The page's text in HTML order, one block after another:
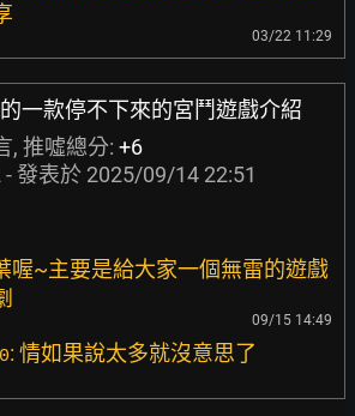
03/22 11:29
一款停不下來的宮鬥遊戲介紹
, 推噓總分: +6
- 發表於 2025/09/14 22:51
喔~主要是給大家一個無雷的遊戲
09/15 14:49
: 情如果說太多就沒意思了